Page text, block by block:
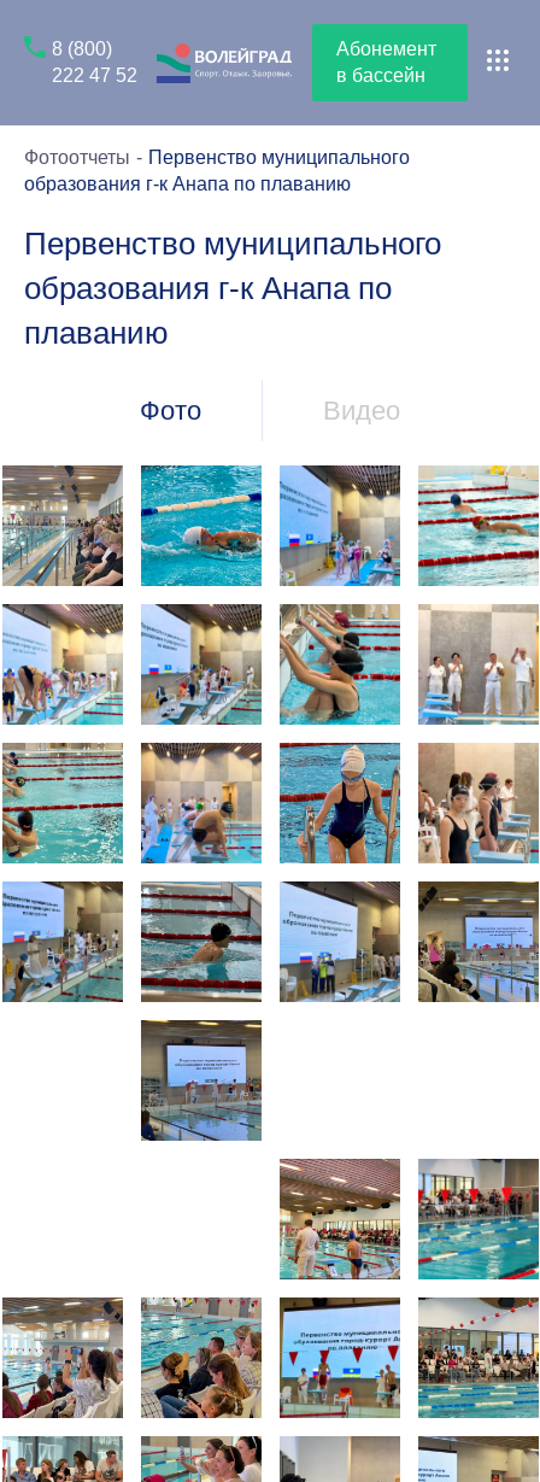
8 (800)
222 47 52
Абонемент
в бассейн
Фотоотчеты
Первенство муниципального
образования г-к Анапа по плаванию
Первенство муниципального
образования г-к Анапа по
плаванию
Фото Видео